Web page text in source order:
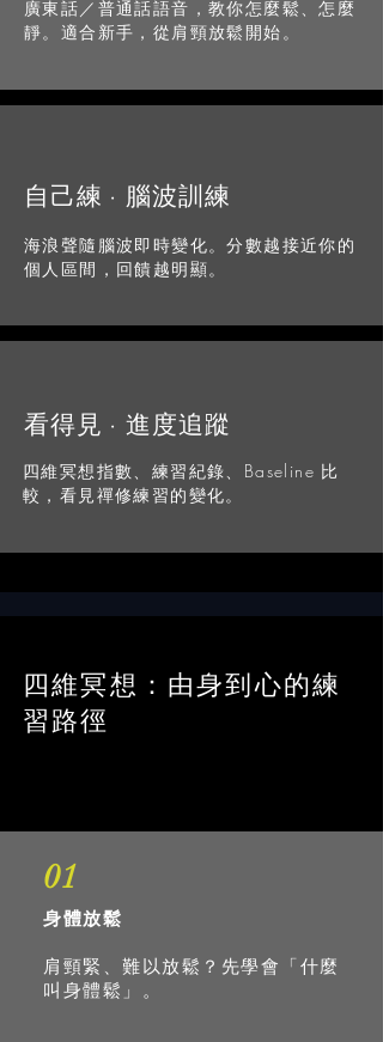
廣東話／普通話語音，教你怎麼鬆、怎麼
靜。適合新手，從肩頸放鬆開始。
自己練 · 腦波訓練
海浪聲隨腦波即時變化。分數越接近你的
個人區間，回饋越明顯。
看得見 · 進度追蹤
四維冥想指數、練習紀錄、Baseline 比
較，看見禪修練習的變化。
四維冥想：由身到心的練
習路徑
01
身體放鬆
肩頸緊、難以放鬆？先學會「什麼
叫身體鬆」。